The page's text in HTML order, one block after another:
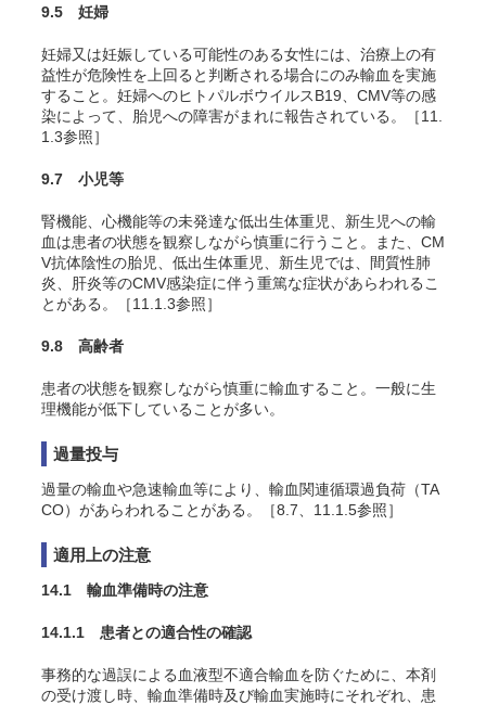
9.5 妊婦
妊婦又は妊娠している可能性のある女性には、治療上の有
益性が危険性を上回ると判断される場合にのみ輸血を実施
すること。妊婦へのヒトパルボウイルスB19、CMV等の感
染によって、胎児への障害がまれに報告されている。［11.
1.3参照］
9.7 小児等
腎機能、心機能等の未発達な低出生体重児、新生児への輸
血は患者の状態を観察しながら慎重に行うこと。また、CM
V抗体陰性の胎児、低出生体重児、新生児では、間質性肺
炎、肝炎等のCMV感染症に伴う重篤な症状があらわれるこ
とがある。［11.1.3参照］
9.8 高齢者
患者の状態を観察しながら慎重に輸血すること。一般に生
理機能が低下していることが多い。
過量投与
過量の輸血や急速輸血等により、輸血関連循環過負荷（TA
CO） があらわれることがある 。 ［8.7、11.1.5参照］
適用上の注意
14.1 輸血準備時の注意
14.1.1 患者との適合性の確認
事務的な過誤による血液型不適合輸血を防ぐために、本剤
の受け渡し時、輸血準備時及び輸血実施時にそれぞれ、患